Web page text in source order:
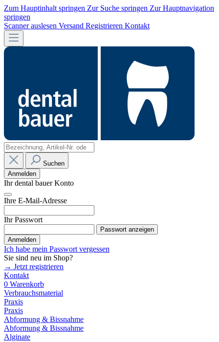
Zum Hauptinhalt springen Zur Suche springen Zur Hauptnavigation
springen
Scanner auslesen Versand Registrieren Kontakt
Suchen
Anmelden
Ihr dental bauer Konto
Ihre E-Mail-Adresse
Ihr Passwort
Passwort anzeigen
Anmelden
Ich habe mein Passwort vergessen
Sie sind neu im Shop?
→ Jetzt registrieren
Kontakt
0 Warenkorb
Verbrauchsmaterial
Praxis
Praxis
Abformung & Bissnahme
Abformung & Bissnahme
Alginate